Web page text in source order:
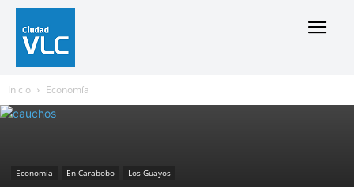
Inicio Economía
Economía En Carabobo Los Guayos